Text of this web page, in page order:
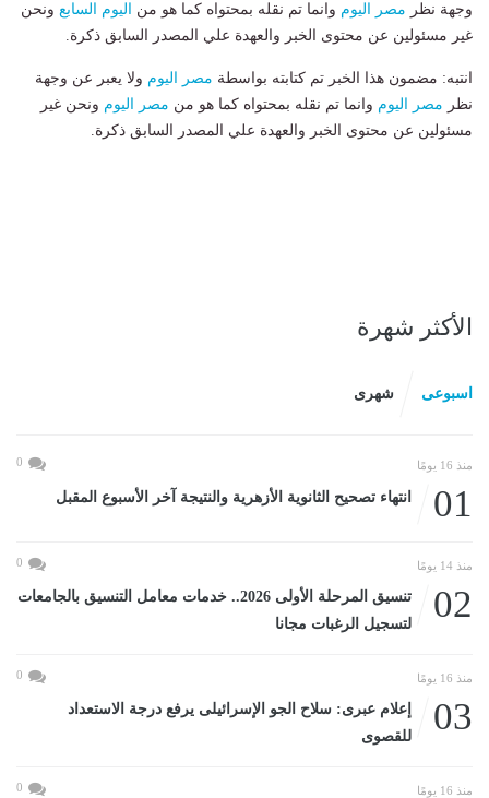
وجهة نظر مصر اليوم وانما تم نقله بمحتواه كما هو من اليوم السابع ونحن
غير مسئولين عن محتوى الخبر والعهدة علي المصدر السابق ذكرة.
انتبه: مضمون هذا الخبر تم كتابته بواسطة مصر اليوم ولا يعبر عن وجهة
نظر مصر اليوم وانما تم نقله بمحتواه كما هو من مصر اليوم ونحن غير
مسئولين عن محتوى الخبر والعهدة علي المصدر السابق ذكرة.
الأكثر شهرة
اسبوعى شهرى
منذ 16 يومًا 0
01 انتهاء تصحيح الثانوية الأزهرية والنتيجة آخر الأسبوع المقبل
منذ 14 يومًا 0
02
تنسيق المرحلة الأولى 2026.. خدمات معامل التنسيق بالجامعات
لتسجيل الرغبات مجانا
منذ 16 يومًا 0
03
إعلام عبرى: سلاح الجو الإسرائيلى يرفع درجة الاستعداد
للقصوى
منذ 16 يومًا 0